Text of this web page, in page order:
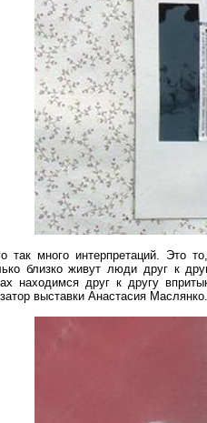
так много интерпретаций. Это
близко живут люди друг к
находимся друг к другу
выставки Анастасия Маслянко.